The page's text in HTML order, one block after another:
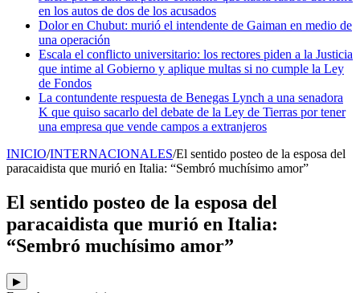
en los autos de dos de los acusados
Dolor en Chubut: murió el intendente de Gaiman en medio de
una operación
Escala el conflicto universitario: los rectores piden a la Justicia
que intime al Gobierno y aplique multas si no cumple la Ley
de Fondos
La contundente respuesta de Benegas Lynch a una senadora
K que quiso sacarlo del debate de la Ley de Tierras por tener
una empresa que vende campos a extranjeros
INICIO/INTERNACIONALES/El sentido posteo de la esposa del
paracaidista que murió en Italia: “Sembró muchísimo amor”
El sentido posteo de la esposa del
paracaidista que murió en Italia:
“Sembró muchísimo amor”
▶